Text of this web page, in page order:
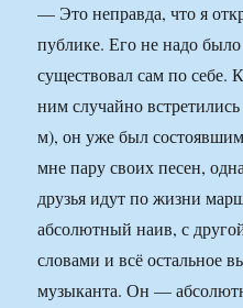
— Это неправда, что я
публике. Его не надо
существовал сам по себе.
ним случайно
м), он уже был
мне пару своих песен,
друзья идут по жизни
абсолютный наив, с
словами и всё остальное
музыканта. Он —